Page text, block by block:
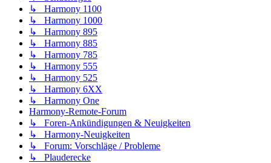
↳ Harmony 1100
↳ Harmony 1000
↳ Harmony 895
↳ Harmony 885
↳ Harmony 785
↳ Harmony 555
↳ Harmony 525
↳ Harmony 6XX
↳ Harmony One
Harmony-Remote-Forum
↳ Foren-Ankündigungen & Neuigkeiten
↳ Harmony-Neuigkeiten
↳ Forum: Vorschläge / Probleme
↳ Plauderecke